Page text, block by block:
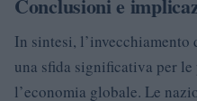
In sintesi,
una sfida significativa per
l’economia globale. Le